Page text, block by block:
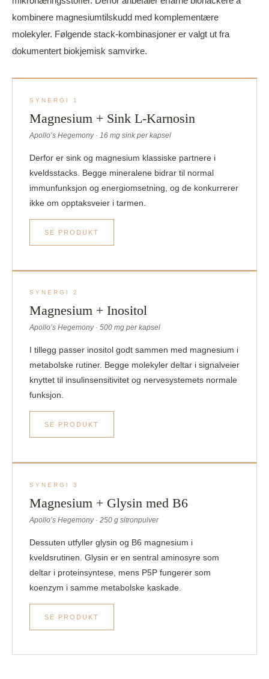
kombinere magnesiumtilskudd med komplementære
molekyler. Følgende stack-kombinasjoner er valgt ut fra
dokumentert biokjemisk samvirke.
SYNERGI 1
Magnesium + Sink L-Karnosin
Apollo’s Hegemony · 16 mg sink per kapsel
Derfor er sink og magnesium klassiske partnere i
kveldsstacks. Begge mineralene bidrar til normal
immunfunksjon og energiomsetning, og de konkurrerer
ikke om opptaksveier i tarmen.
SE PRODUKT
SYNERGI 2
Magnesium + Inositol
Apollo’s Hegemony · 500 mg per kapsel
I tillegg passer inositol godt sammen med magnesium i
metabolske rutiner. Begge molekyler deltar i signalveier
knyttet til insulinsensitivitet og nervesystemets normale
funksjon.
SE PRODUKT
SYNERGI 3
Magnesium + Glysin med B6
Apollo’s Hegemony · 250 g sitronpulver
Dessuten utfyller glysin og B6 magnesium i
kveldsrutinen. Glysin er en sentral aminosyre som
deltar i proteinsyntese, mens P5P fungerer som
koenzym i samme metabolske kaskade.
SE PRODUKT